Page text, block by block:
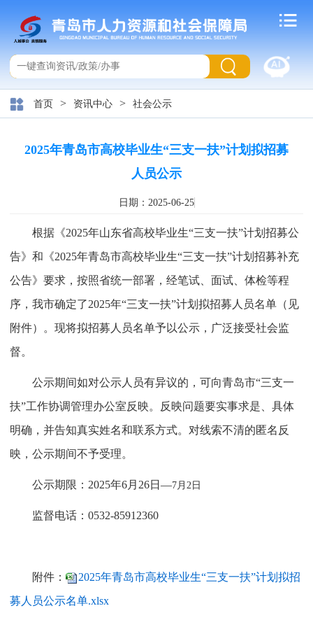
首页 > 资讯中心 > 社会公示
2025年青岛市高校毕业生“三支一扶”计划拟招募
人员公示
日期：2025-06-25
根据《2025年山东省高校毕业生“三支一扶”计划招募公
告》和《2025年青岛市高校毕业生“三支一扶”计划招募补充
公告》要求，按照省统一部署，经笔试、面试、体检等程
序，我市确定了2025年“三支一扶”计划拟招募人员名单（见
附件）。现将拟招募人员名单予以公示，广泛接受社会监
督。
公示期间如对公示人员有异议的，可向青岛市“三支一
扶”工作协调管理办公室反映。反映问题要实事求是、具体
明确，并告知真实姓名和联系方式。对线索不清的匿名反
映，公示期间不予受理。
公示期限：2025年6月26日—7月2日
监督电话：0532-85912360
附件：
2025年青岛市高校毕业生“三支一扶”计划拟招
募人员公示名单.xlsx